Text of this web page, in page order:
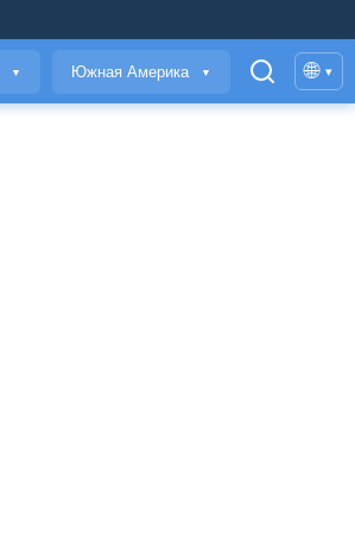
▼ Южная Америка ▼ 🌐 ▾